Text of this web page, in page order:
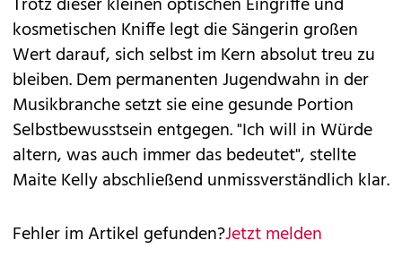
kosmetischen Kniffe legt die Sängerin großen
Wert darauf, sich selbst im Kern absolut treu zu
bleiben. Dem permanenten Jugendwahn in der
Musikbranche setzt sie eine gesunde Portion
Selbstbewusstsein entgegen. "Ich will in Würde
altern, was auch immer das bedeutet", stellte
Maite Kelly abschließend unmissverständlich klar.
Fehler im Artikel gefunden?Jetzt melden